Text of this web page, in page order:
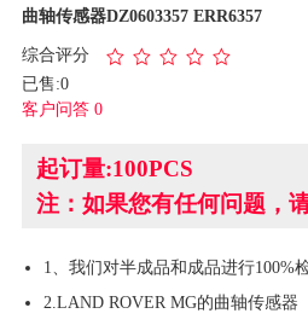
曲轴传感器DZ0603357 ERR6357
综合评分
已售:0
客户问答 0
起订量:100PCS
注：如果您有任何问题，
1、我们对半成品和成品进行100%
2.LAND ROVER MG的曲轴传感器